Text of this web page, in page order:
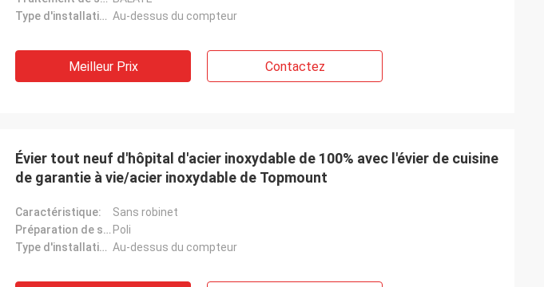
L'évier sont très excellent et
professionnel, le fournisseur est amical
qui nos besoins.
Type d'installation: Au-dessus du compteur
Meilleur Prix Contactez
Évier tout neuf d'hôpital d'acier inoxydable de 100% avec l'évier de cuisine
de garantie à vie/acier inoxydable de Topmount
Caractéristique:
Sans robinet
Préparation de surface: Poli
Type d'installation: Au-dessus du compteur